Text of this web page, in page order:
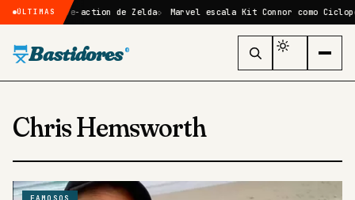
ÚLTIMAS
live-action de Zelda Marvel escala Kit Connor como Ciclope no
Bastidores ®
Chris Hemsworth